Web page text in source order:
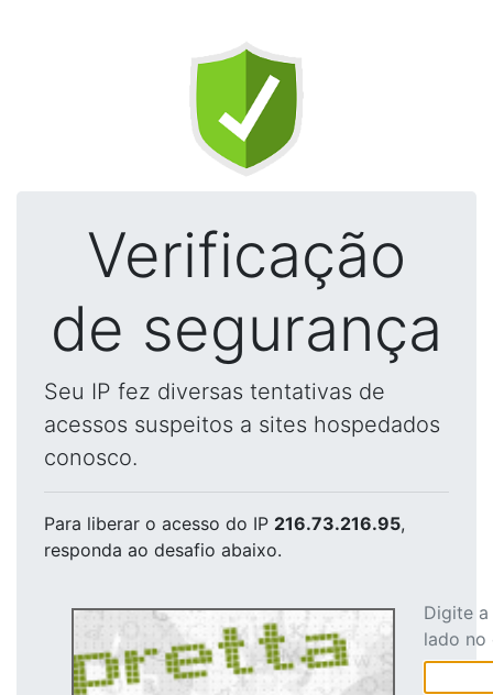
Verificação
de segurança
Seu IP fez diversas tentativas de
acessos suspeitos a sites hospedados
conosco.
Para liberar o acesso do IP 216.73.216.95,
responda ao desafio abaixo.
Digite
lado no